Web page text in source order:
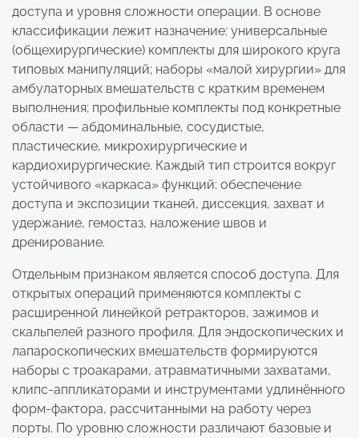
доступа и уровня сложности операции. В основе
классификации лежит назначение: универсальные
(общехирургические) комплекты для широкого круга
типовых манипуляций; наборы «малой хирургии» для
амбулаторных вмешательств с кратким временем
выполнения; профильные комплекты под конкретные
области — абдоминальные, сосудистые,
пластические, микрохирургические и
кардиохирургические. Каждый тип строится вокруг
устойчивого «каркаса» функций: обеспечение
доступа и экспозиции тканей, диссекция, захват и
удержание, гемостаз, наложение швов и
дренирование.
Отдельным признаком является способ доступа. Для
открытых операций применяются комплекты с
расширенной линейкой ретракторов, зажимов и
скальпелей разного профиля. Для эндоскопических и
лапароскопических вмешательств формируются
наборы с троакарами, атравматичными захватами,
клипс-аппликаторами и инструментами удлинённого
форм-фактора, рассчитанными на работу через
порты. По уровню сложности различают базовые и